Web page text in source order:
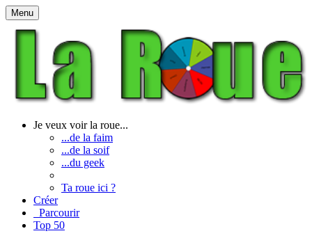
Menu
Je veux voir la roue...
...de la faim
...de la soif
...du geek
Ta roue ici ?
Créer
Parcourir
Top 50